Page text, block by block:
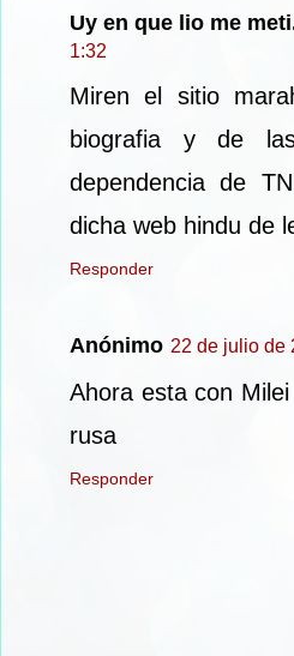
Uy en que lio me
1:32
Miren el sitio
biografia y de
dependencia de
dicha web hindu de
Responder
Anónimo 22 de julio de
Ahora esta con
rusa
Responder